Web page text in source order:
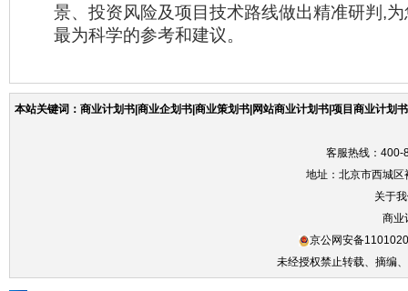
景、投资风险及项目技术路线做出精准研判,
最为科学的参考和建议。
本站关键词：商业计划书|商业企划书|商业策划书|网站商业计划书|项目商业计
客服热线：
地址：北京市西城
关于
商业
京公网安备
未经授权禁止转载、摘编